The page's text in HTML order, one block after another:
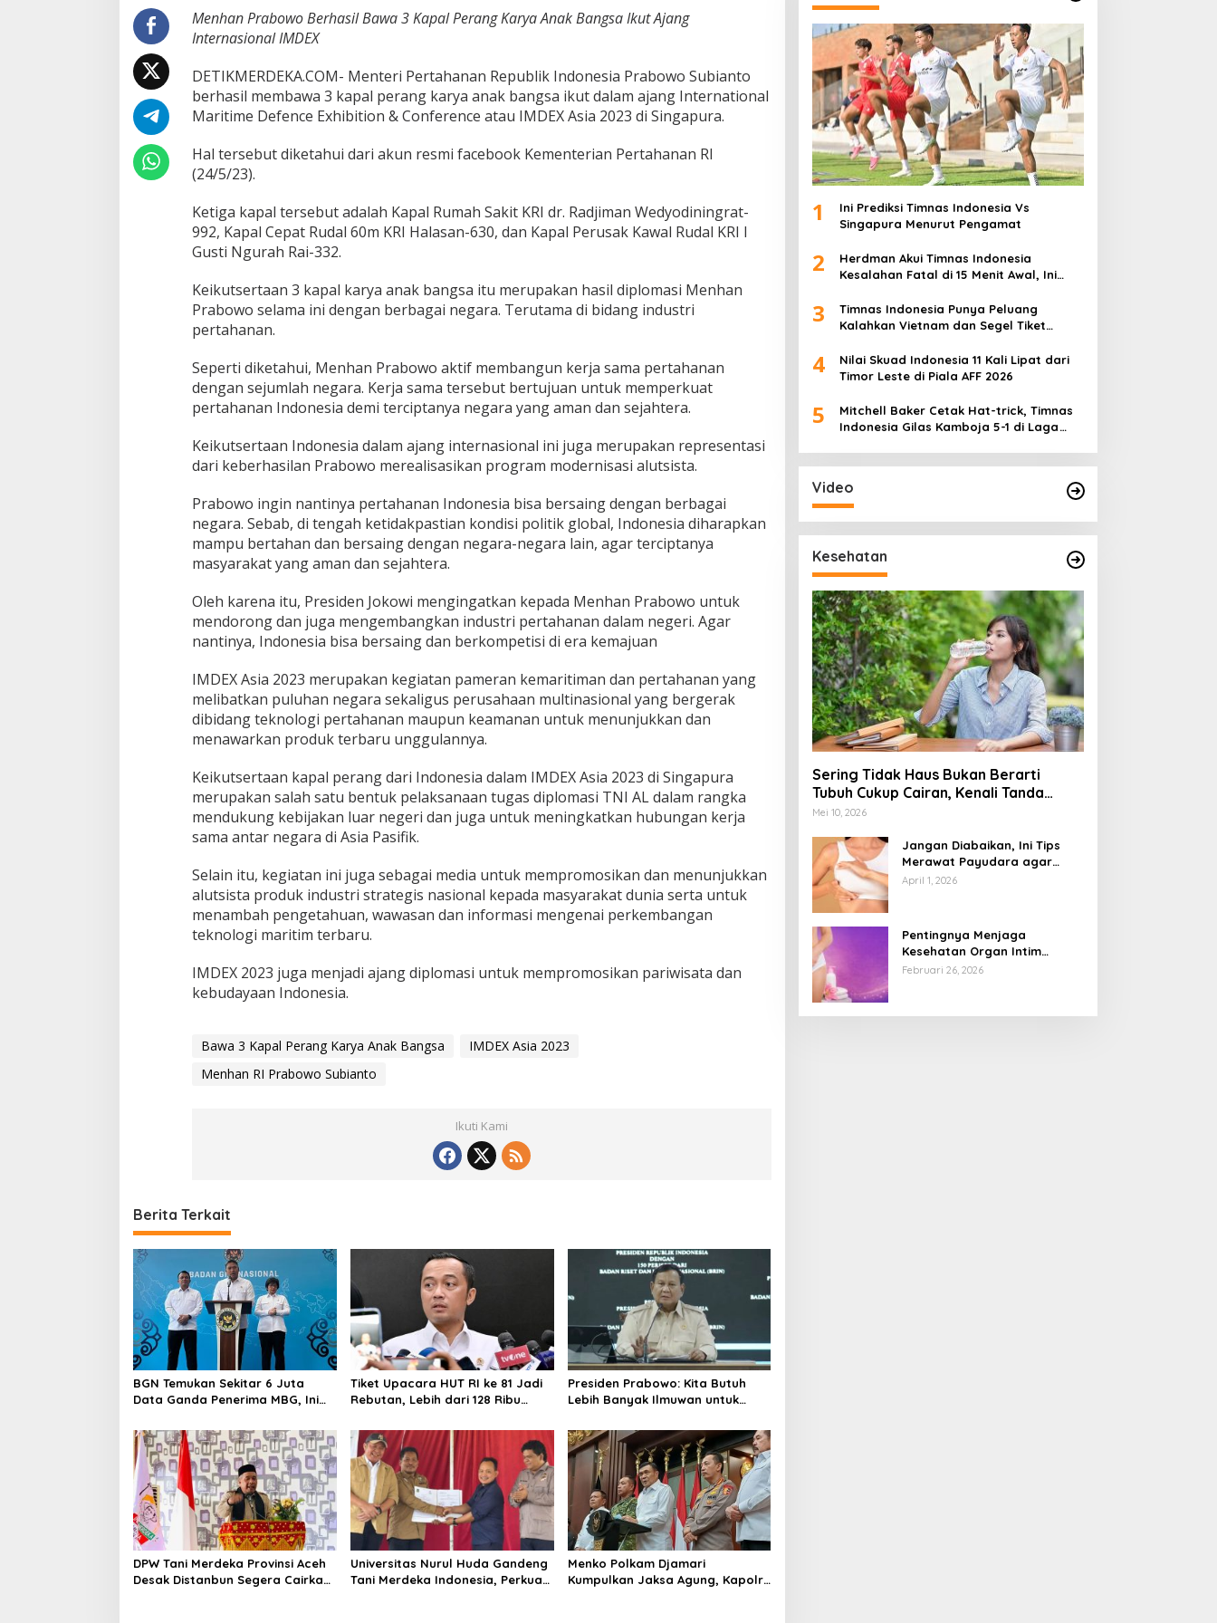
g
K
a
y
a
A
k
n
g
s
a
k
u
a
n
g
n
t
e
n
a
s
i
o
a
l
I
M
E
X
Menhan Prabowo Berhasil Bawa 3 Kapal Perang Karya Anak Bangsa Ikut Ajang
Internasional IMDEX
DETIKMERDEKA.COM- Menteri Pertahanan Republik Indonesia Prabowo Subianto
berhasil membawa 3 kapal perang karya anak bangsa ikut dalam ajang International
Maritime Defence Exhibition & Conference atau IMDEX Asia 2023 di Singapura.
Hal tersebut diketahui dari akun resmi facebook Kementerian Pertahanan RI
(24/5/23).
Ketiga kapal tersebut adalah Kapal Rumah Sakit KRI dr. Radjiman Wedyodiningrat-
992, Kapal Cepat Rudal 60m KRI Halasan-630, dan Kapal Perusak Kawal Rudal KRI I
Gusti Ngurah Rai-332.
Keikutsertaan 3 kapal karya anak bangsa itu merupakan hasil diplomasi Menhan
Prabowo selama ini dengan berbagai negara. Terutama di bidang industri
pertahanan.
Seperti diketahui, Menhan Prabowo aktif membangun kerja sama pertahanan
dengan sejumlah negara. Kerja sama tersebut bertujuan untuk memperkuat
pertahanan Indonesia demi terciptanya negara yang aman dan sejahtera.
Keikutsertaan Indonesia dalam ajang internasional ini juga merupakan representasi
dari keberhasilan Prabowo merealisasikan program modernisasi alutsista.
Prabowo ingin nantinya pertahanan Indonesia bisa bersaing dengan berbagai
negara. Sebab, di tengah ketidakpastian kondisi politik global, Indonesia diharapkan
mampu bertahan dan bersaing dengan negara-negara lain, agar terciptanya
masyarakat yang aman dan sejahtera.
Oleh karena itu, Presiden Jokowi mengingatkan kepada Menhan Prabowo untuk
mendorong dan juga mengembangkan industri pertahanan dalam negeri. Agar
nantinya, Indonesia bisa bersaing dan berkompetisi di era kemajuan
IMDEX Asia 2023 merupakan kegiatan pameran kemaritiman dan pertahanan yang
melibatkan puluhan negara sekaligus perusahaan multinasional yang bergerak
dibidang teknologi pertahanan maupun keamanan untuk menunjukkan dan
menawarkan produk terbaru unggulannya.
Keikutsertaan kapal perang dari Indonesia dalam IMDEX Asia 2023 di Singapura
merupakan salah satu bentuk pelaksanaan tugas diplomasi TNI AL dalam rangka
mendukung kebijakan luar negeri dan juga untuk meningkatkan hubungan kerja
sama antar negara di Asia Pasifik.
Selain itu, kegiatan ini juga sebagai media untuk mempromosikan dan menunjukkan
alutsista produk industri strategis nasional kepada masyarakat dunia serta untuk
menambah pengetahuan, wawasan dan informasi mengenai perkembangan
teknologi maritim terbaru.
IMDEX 2023 juga menjadi ajang diplomasi untuk mempromosikan pariwisata dan
kebudayaan Indonesia.
Bawa 3 Kapal Perang Karya Anak Bangsa
IMDEX Asia 2023
Menhan RI Prabowo Subianto
Ikuti Kami
Berita Terkait
BGN Temukan Sekitar 6 Juta
Data Ganda Penerima MBG, Ini
Tiket Upacara HUT RI ke 81 Jadi
Rebutan, Lebih dari 128 Ribu
Presiden Prabowo: Kita Butuh
Lebih Banyak Ilmuwan untuk
DPW Tani Merdeka Provinsi Aceh
Desak Distanbun Segera Cairkan
Universitas Nurul Huda Gandeng
Tani Merdeka Indonesia, Perkuat
Menko Polkam Djamari
Kumpulkan Jaksa Agung, Kapolri,
1
Ini Prediksi Timnas Indonesia Vs
Singapura Menurut Pengamat
2
Herdman Akui Timnas Indonesia
Kesalahan Fatal di 15 Menit Awal, Ini
3
Timnas Indonesia Punya Peluang
Kalahkan Vietnam dan Segel Tiket
4
Nilai Skuad Indonesia 11 Kali Lipat dari
Timor Leste di Piala AFF 2026
5
Mitchell Baker Cetak Hat-trick, Timnas
Indonesia Gilas Kamboja 5-1 di Laga
Video
Kesehatan
Sering Tidak Haus Bukan Berarti
Tubuh Cukup Cairan, Kenali Tanda
Dehidrasi Ringan
Mei 10, 2026
Jangan Diabaikan, Ini Tips
Merawat Payudara agar
Tetap Sehat dan Terhindar
April 1, 2026
Pentingnya Menjaga
Kesehatan Organ Intim
Wanita, Ini 3 Cara Perawatan
Februari 26, 2026